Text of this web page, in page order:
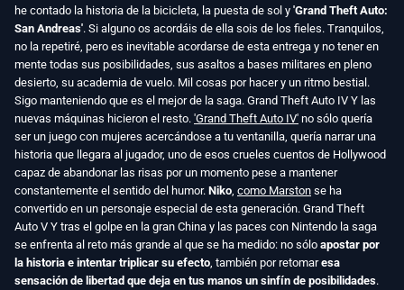
he contado la historia de la bicicleta, la puesta de sol y 'Grand Theft Auto:
San Andreas'. Si alguno os acordáis de ella sois de los fieles. Tranquilos,
no la repetiré, pero es inevitable acordarse de esta entrega y no tener en
mente todas sus posibilidades, sus asaltos a bases militares en pleno
desierto, su academia de vuelo. Mil cosas por hacer y un ritmo bestial.
Sigo manteniendo que es el mejor de la saga. Grand Theft Auto IV Y las
nuevas máquinas hicieron el resto. 'Grand Theft Auto IV' no sólo quería
ser un juego con mujeres acercándose a tu ventanilla, quería narrar una
historia que llegara al jugador, uno de esos crueles cuentos de Hollywood
capaz de abandonar las risas por un momento pese a mantener
constantemente el sentido del humor. Niko como Marston se ha
convertido en un personaje especial de esta generación. Grand Theft
Auto V Y tras el golpe en la gran China y las paces con Nintendo la saga
se enfrenta al reto más grande al que se ha medido: no sólo apostar por
la historia e intentar triplicar su efecto , también por retomaresa
sensación de libertad que deja en tus manos un sinfín de posibilidades.